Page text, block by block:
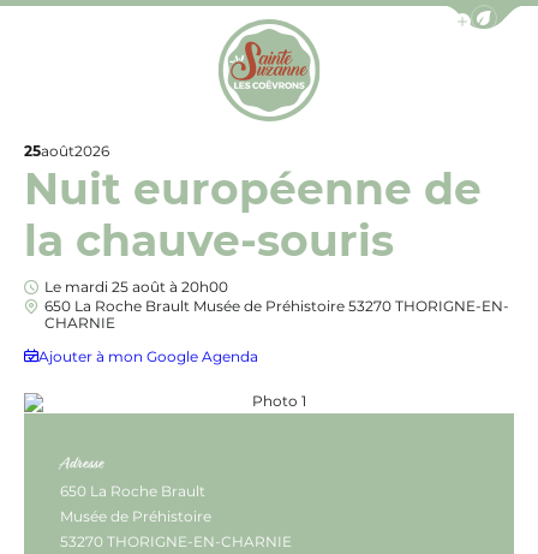
Afficher la
25août2026
Nuit européenne de
la chauve-souris
Le mardi 25 août à 20h00
650 La Roche Brault Musée de Préhistoire 53270 THORIGNE-EN-
CHARNIE
Ajouter à mon Google Agenda
Photo 1, © Communauté de
Adresse
650 La Roche Brault
Musée de Préhistoire
53270 THORIGNE-EN-CHARNIE